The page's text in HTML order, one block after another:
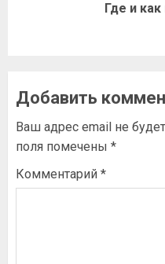
Где и
Добавить
Ваш адрес email не
поля помечены *
Комментарий *